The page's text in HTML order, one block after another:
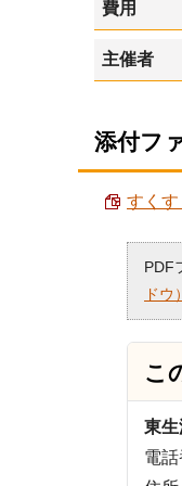
費用
主催者
添付フ
すく
PDF
ドウ
こ
東
電